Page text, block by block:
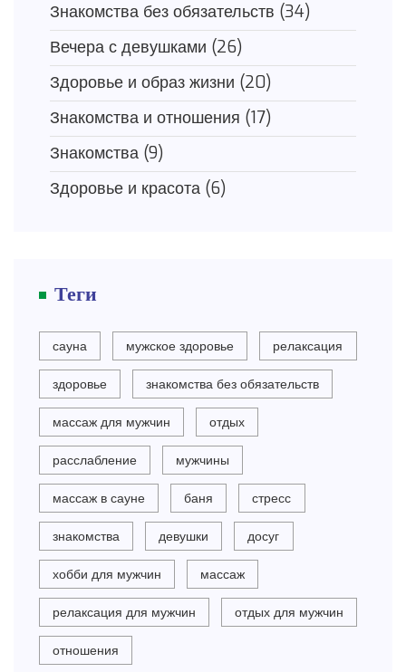
Знакомства без обязательств (34)
Вечера с девушками (26)
Здоровье и образ жизни (20)
Знакомства и отношения (17)
Знакомства (9)
Здоровье и красота (6)
Теги
сауна мужское здоровье релаксация
здоровье знакомства без обязательств
массаж для мужчин отдых
расслабление мужчины
массаж в сауне баня стресс
знакомства девушки досуг
хобби для мужчин массаж
релаксация для мужчин отдых для мужчин
отношения